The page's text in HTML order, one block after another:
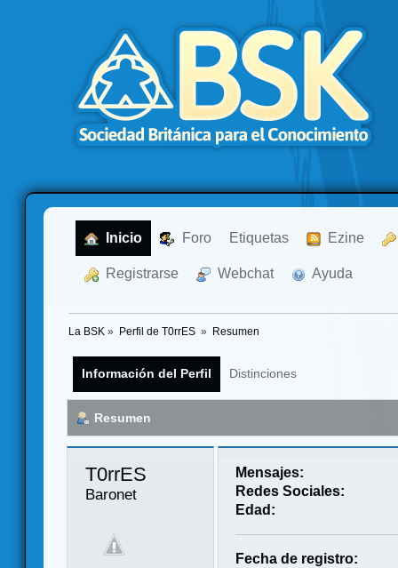
Inicio Foro Etiquetas Ezine
Registrarse Webchat Ayuda
La BSK » Perfil de T0rrES » Resumen
Información del Perfil Distinciones
Resumen
T0rrES
Baronet
Mensajes:
Redes Sociales:
Edad:
Fecha de registro: